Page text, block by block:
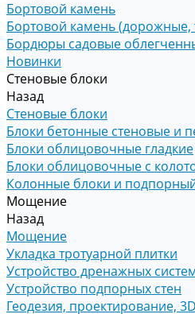
Бортовой камень
Бортовой камень
Бордюры садовые
Новинки
Стеновые блоки
Назад
Стеновые блоки
Блоки бетонные стеновые и
Блоки облицовочные гладкие
Блоки облицовочные с
Колонные блоки и
Мощение
Назад
Мощение
Укладка тротуарной плитки
Устройство дренажных
Устройство подпорных стен
Геодезия, проектирование,